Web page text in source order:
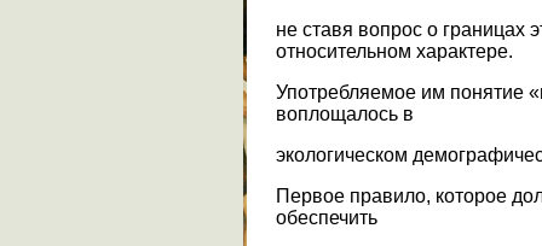
не ставя вопрос о границах
относительном характере.
Употребляемое им понятие
воплощалось в
экологическом
Первое правило, которое
обеспечить